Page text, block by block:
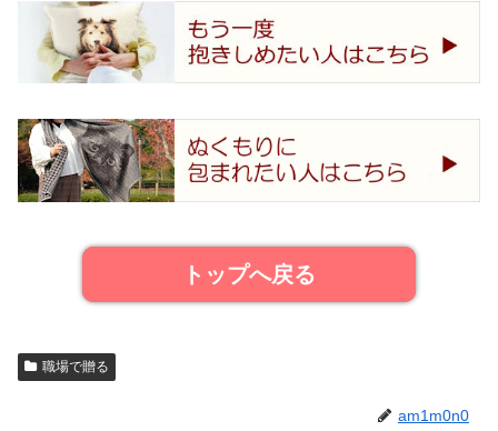
トップへ戻る
職場で贈る
am1m0n0